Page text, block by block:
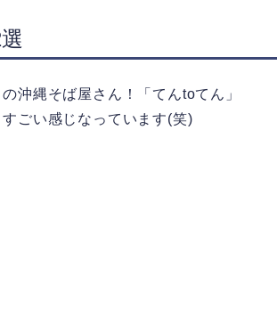
沖縄そば屋さん！「てんtoてん」
ごい感じなっています(笑)